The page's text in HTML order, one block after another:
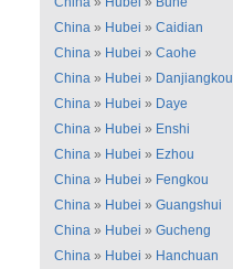
China » Hubei » Caidian
China » Hubei » Caohe
China » Hubei » Danjiangkou
China » Hubei » Daye
China » Hubei » Enshi
China » Hubei » Ezhou
China » Hubei » Fengkou
China » Hubei » Guangshui
China » Hubei » Gucheng
China » Hubei » Hanchuan